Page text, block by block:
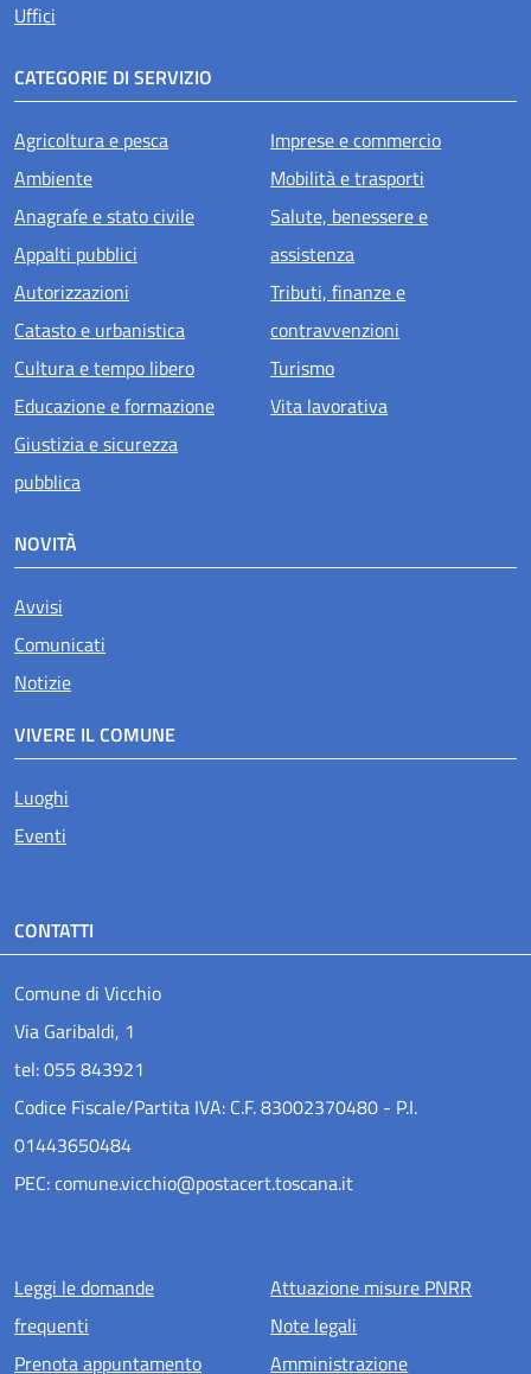
Uffici
CATEGORIE DI SERVIZIO
Agricoltura e pesca
Ambiente
Anagrafe e stato civile
Appalti pubblici
Autorizzazioni
Catasto e urbanistica
Cultura e tempo libero
Educazione e formazione
Giustizia e sicurezza
pubblica
Imprese e commercio
Mobilità e trasporti
Salute, benessere e
assistenza
Tributi, finanze e
contravvenzioni
Turismo
Vita lavorativa
NOVITÀ
Avvisi
Comunicati
Notizie
VIVERE IL COMUNE
Luoghi
Eventi
CONTATTI
Comune di Vicchio
Via Garibaldi, 1
tel: 055 843921
Codice Fiscale/Partita IVA: C.F. 83002370480 - P.I.
01443650484
PEC: comune.vicchio@postacert.toscana.it
Menu piè di pagina
Leggi le domande
frequenti
Prenota appuntamento
Attuazione misure PNRR
Note legali
Amministrazione